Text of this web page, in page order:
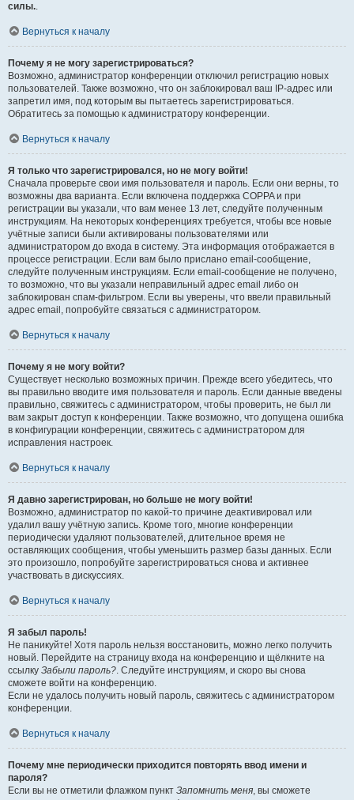
силы..
Вернуться к началу
Почему я не могу зарегистрироваться?
Возможно, администратор конференции отключил регистрацию новых
пользователей. Также возможно, что он заблокировал ваш IP-адрес или
запретил имя, под которым вы пытаетесь зарегистрироваться.
Обратитесь за помощью к администратору конференции.
Вернуться к началу
Я только что зарегистрировался, но не могу войти!
Сначала проверьте свои имя пользователя и пароль. Если они верны, то
возможны два варианта. Если включена поддержка COPPA и при
регистрации вы указали, что вам менее 13 лет, следуйте полученным
инструкциям. На некоторых конференциях требуется, чтобы все новые
учётные записи были активированы пользователями или
администратором до входа в систему. Эта информация отображается в
процессе регистрации. Если вам было прислано email-сообщение,
следуйте полученным инструкциям. Если email-сообщение не получено,
то возможно, что вы указали неправильный адрес email либо он
заблокирован спам-фильтром. Если вы уверены, что ввели правильный
адрес email, попробуйте связаться с администратором.
Вернуться к началу
Почему я не могу войти?
Существует несколько возможных причин. Прежде всего убедитесь, что
вы правильно вводите имя пользователя и пароль. Если данные введены
правильно, свяжитесь с администратором, чтобы проверить, не был ли
вам закрыт доступ к конференции. Также возможно, что допущена ошибка
в конфигурации конференции, свяжитесь с администратором для
исправления настроек.
Вернуться к началу
Я давно зарегистрирован, но больше не могу войти!
Возможно, администратор по какой-то причине деактивировал или
удалил вашу учётную запись. Кроме того, многие конференции
периодически удаляют пользователей, длительное время не
оставляющих сообщения, чтобы уменьшить размер базы данных. Если
это произошло, попробуйте зарегистрироваться снова и активнее
участвовать в дискуссиях.
Вернуться к началу
Я забыл пароль!
Не паникуйте! Хотя пароль нельзя восстановить, можно легко получить
новый. Перейдите на страницу входа на конференцию и щёлкните на
ссылку Забыли пароль?. Следуйте инструкциям, и скоро вы снова
сможете войти на конференцию.
Если не удалось получить новый пароль, свяжитесь с администратором
конференции.
Вернуться к началу
Почему мне периодически приходится повторять ввод имени и
пароля?
Если вы не отметили флажком пункт Запомнить меня, вы сможете